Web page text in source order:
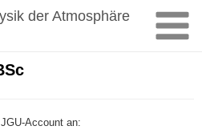
der Atmosphäre
Account an: